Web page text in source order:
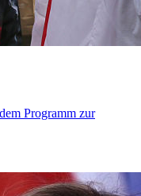
Programm zur